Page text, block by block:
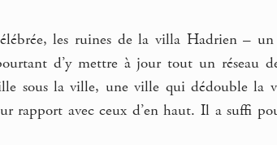
les ruines de la villa Hadrien – un
d’y mettre à jour tout un réseau
sous la ville, une ville qui dédouble la
rapport avec ceux d’en haut. Il a suffi